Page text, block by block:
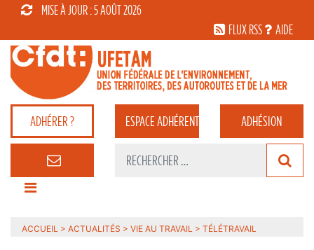
MISE À JOUR : 5 AOÛT 2026
FLUX RSS
AIDE
ADHÉRER ? ESPACEADHÉRENT ADHÉSION
ACCUEIL > ACTUALITÉS > VIE AU TRAVAIL > TÉLÉTRAVAIL